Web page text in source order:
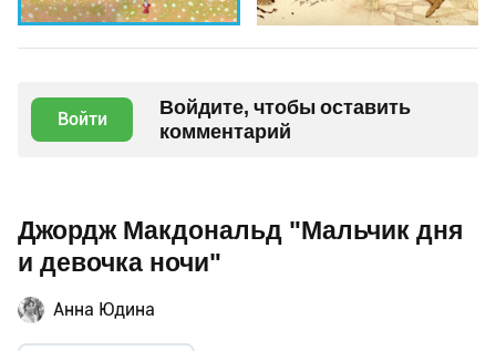
Войти
Войдите, чтобы оставить
комментарий
Джордж Макдональд "Мальчик дня
и девочка ночи"
Анна Юдина